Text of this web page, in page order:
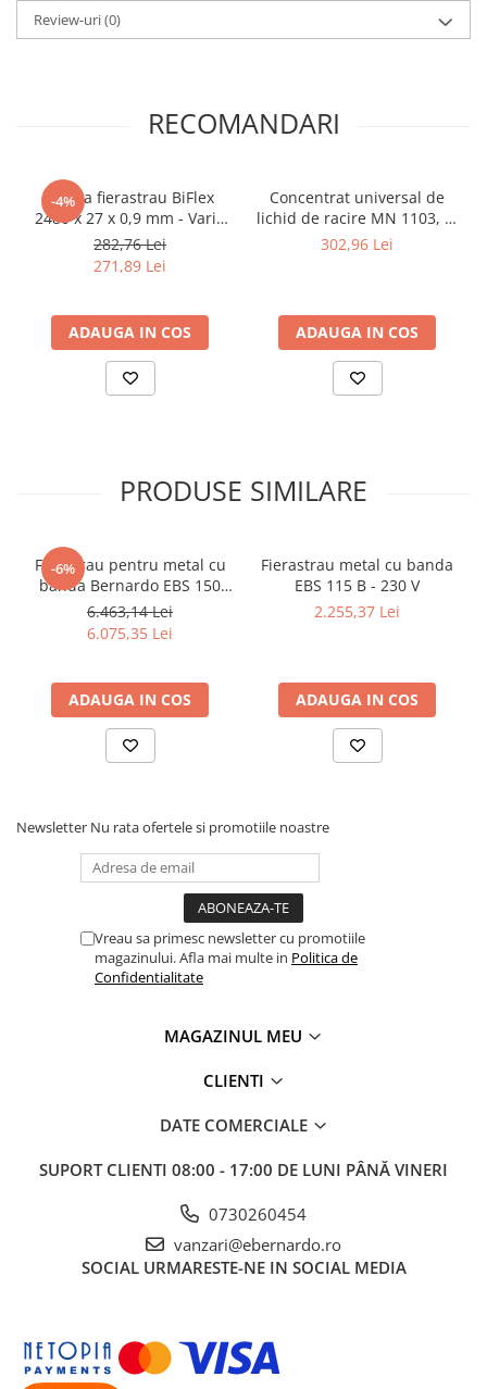
Masurare
Micrometru
Placi de granit de suprafață
Prisma
Set unelte de masurare
metalelor
Instrumente de frezat
Instrumente de găurit
Accesorii pentru ferastraie
Accesorii pentru masini de ascutit
Accesorii pentru masini de gaurit
Accesorii pentru masini de slefuit
Accesorii pentru masini de taiat
Accesorii pentru mașini de găurit
magnetice
Accesorii pentru strunguri
Accesorii polizor umed și uscat
Accesorii masini de slefuit cutite
de gravat
Accesorii pentru mașini de șlefuit
Accesorii, mese si prelungiri metal
Benzi textile de șlefuit pentru
prelucrarea metalelor
Lame de ferastrau cu varf din
Lame de ferăstrău cu acoperire
Panze de taiere metal pentru
Standuri pentru ferăstraie cu
frezat
Standuri pentru mașini de șlefuit
Review-uri(0)
RECOMANDARI
-4%
Banda fierastrau BiFlex
2480 x 27 x 0,9 mm - Vario
6/10 ZpZ
282,76 Lei
271,89 Lei
ADAUGA IN COS
Concentrat universal de
lichid de racire MN 1103, in
bidon de 5 l
302,96 Lei
ADAUGA IN COS
PRODUSE SIMILARE
-6%
Ferastrau pentru metal cu
banda Bernardo EBS 150
GC
6.463,14 Lei
6.075,35 Lei
ADAUGA IN COS
Fierastrau metal cu banda
EBS 115 B - 230 V
2.255,37 Lei
ADAUGA IN COS
Newsletter Nu rata ofertele si promotiile noastre
Vreau sa primesc newsletter cu promotiile
magazinului. Afla mai multe in Politica de
Confidentialitate
MAGAZINUL MEU
CLIENTI
DATE COMERCIALE
SUPORT CLIENTI 08:00 - 17:00 DE LUNI PÂNĂ VINERI
0730260454
vanzari@ebernardo.ro
SOCIAL URMARESTE-NE IN SOCIAL MEDIA